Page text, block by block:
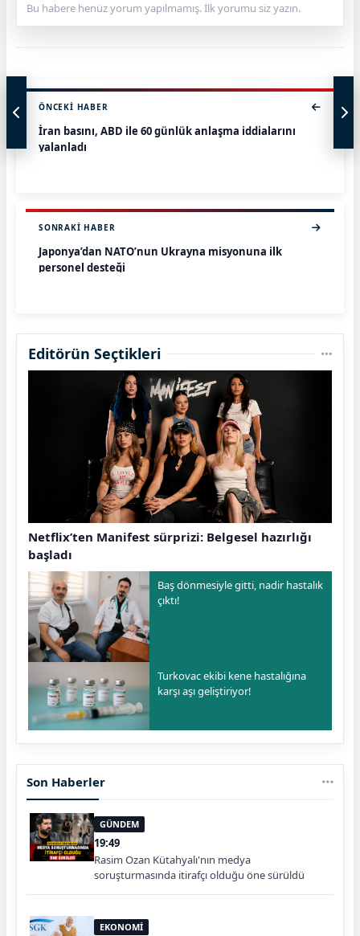
Bu habere henüz yorum yapılmamış. İlk yorumu siz yazın.
ÖNCEKI HABER
İran basını, ABD ile 60 günlük anlaşma iddialarını
yalanladı
SONRAKI HABER
Japonya’dan NATO’nun Ukrayna misyonuna ilk
personel desteği
Editörün Seçtikleri
Netflix’ten Manifest sürprizi: Belgesel hazırlığı
başladı
Baş dönmesiyle gitti, nadir hastalık
çıktı!
Turkovac ekibi kene hastalığına
karşı aşı geliştiriyor!
Son Haberler
GÜNDEM
19:49
Rasim Ozan Kütahyalı'nın medya
soruşturmasında itirafçı olduğu öne sürüldü
EKONOMİ